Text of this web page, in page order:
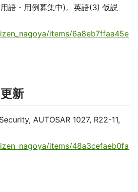
語・用例募集中)。英語(3) 仮説
items/6a8eb7ffaa45e
新
AUTOSAR 1027, R22-11,
items/48a3cefaeb0fa